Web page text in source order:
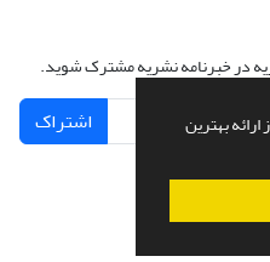
بهترین
در خبرنامه نشریه مشترک شوید.
اشتراک
سازی ازسیناوب